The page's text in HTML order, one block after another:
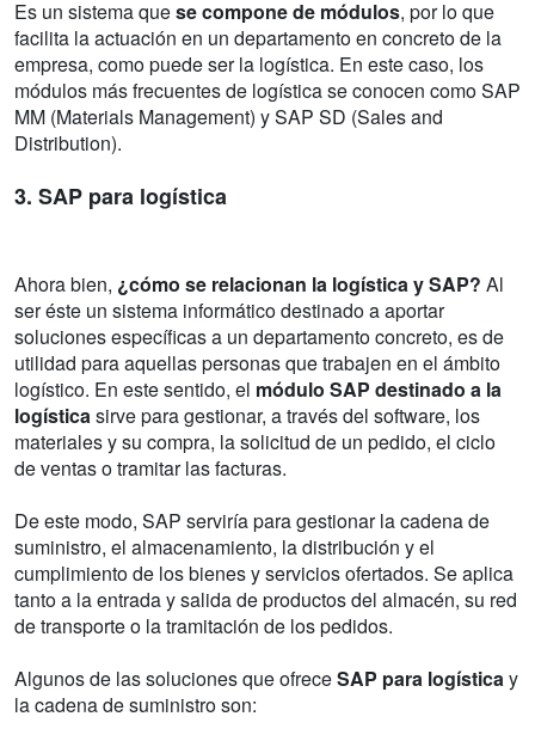
Es un sistema quese compone de módulos, por lo que
facilita la actuación en un departamento en concreto de la
empresa, como puede ser la logística. En este caso, los
módulos más frecuentes de logística se conocen como SAP
MM (Materials Management) y SAP SD (Sales and
Distribution).
3. SAP para logística
Ahora bien, ¿cómo se relacionan la logística y SAP? Al
ser éste un sistema informático destinado a aportar
soluciones específicas a un departamento concreto, es de
utilidad para aquellas personas que trabajen en el ámbito
logístico. En este sentido, el módulo SAP destinado a la
logística sirve para gestionar, a través del software, los
materiales y su compra, la solicitud de un pedido, el ciclo
de ventas o tramitar las facturas.
De este modo, SAP serviría para gestionar la cadena de
suministro, el almacenamiento, la distribución y el
cumplimiento de los bienes y servicios ofertados. Se aplica
tanto a la entrada y salida de productos del almacén, su red
de transporte o la tramitación de los pedidos.
Algunos de las soluciones que ofreceSAP para logística y
la cadena de suministro son: